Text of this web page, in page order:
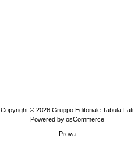
Copyright © 2026 Gruppo Editoriale Tabula Fati
Powered by osCommerce
Prova